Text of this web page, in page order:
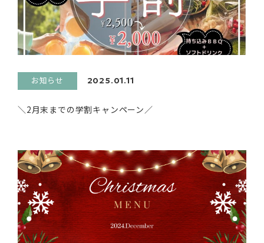
お知らせ 2025.01.11
＼2月末までの学割キャンペーン／